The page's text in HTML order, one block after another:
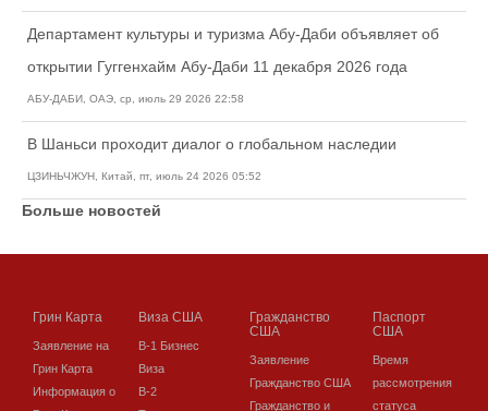
Департамент культуры и туризма Абу-Даби объявляет об
открытии Гуггенхайм Абу-Даби 11 декабря 2026 года
АБУ-ДАБИ, ОАЭ, ср, июль 29 2026 22:58
В Шаньси проходит диалог о глобальном наследии
ЦЗИНЬЧЖУН, Китай, пт, июль 24 2026 05:52
Больше новостей
Грин Карта
Заявление на
Грин Карта
Информация о
Виза США
В-1 Бизнес
Виза
В-2
Гражданство
США
Заявление
Гражданство США
Гражданство и
Паспорт
США
Время
рассмотрения
статуса